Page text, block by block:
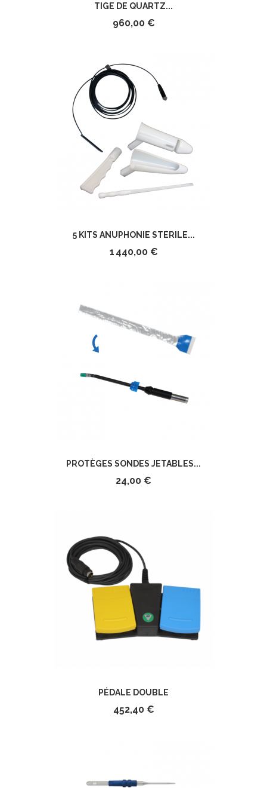
TIGE DE QUARTZ...
960,00 €
5 KITS ANUPHONIE STERILE...
1 440,00 €
PROTÈGES SONDES JETABLES...
24,00 €
PÉDALE DOUBLE
452,40 €